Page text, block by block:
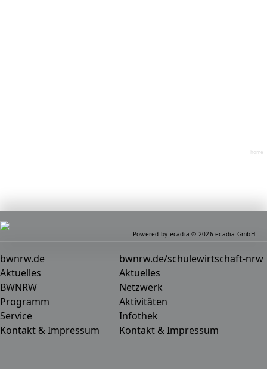
home
bwnrw.de
Aktuelles
BWNRW
Programm
Service
Kontakt & Impressum
bwnrw.de/schulewirtschaft-nrw
Aktuelles
Netzwerk
Aktivitäten
Infothek
Kontakt & Impressum
Powered by ecadia © 2026 ecadia GmbH